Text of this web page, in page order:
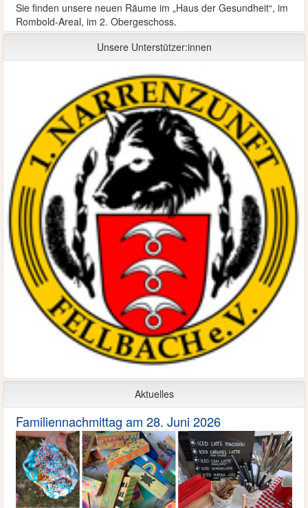
Sie finden unsere neuen Räume im „Haus der Gesundheit“, im
Rombold-Areal, im 2. Obergeschoss.
Unsere Unterstützer:innen
Aktuelles
Familiennachmittag am 28. Juni 2026